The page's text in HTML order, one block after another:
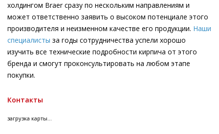
холдингом Braer сразу по нескольким направлениям и
может ответственно заявить о высоком потенциале этого
производителя и неизменном качестве его продукции. Наши
специалисты за годы сотрудничества успели хорошо
изучить все технические подробности кирпича от этого
бренда и смогут проконсультировать на любом этапе
покупки.
Контакты
загрузка карты...